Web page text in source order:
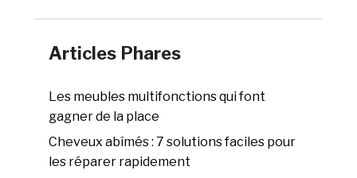
Articles Phares
Les meubles multifonctions qui font
gagner de la place
Cheveux abîmés : 7 solutions faciles pour
les réparer rapidement